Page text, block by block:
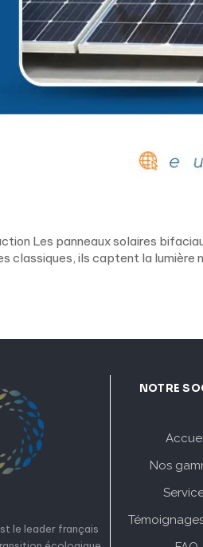
Les panneaux solaires
classiques, ils captent la lumière
le leader français
NOTRE
Nos